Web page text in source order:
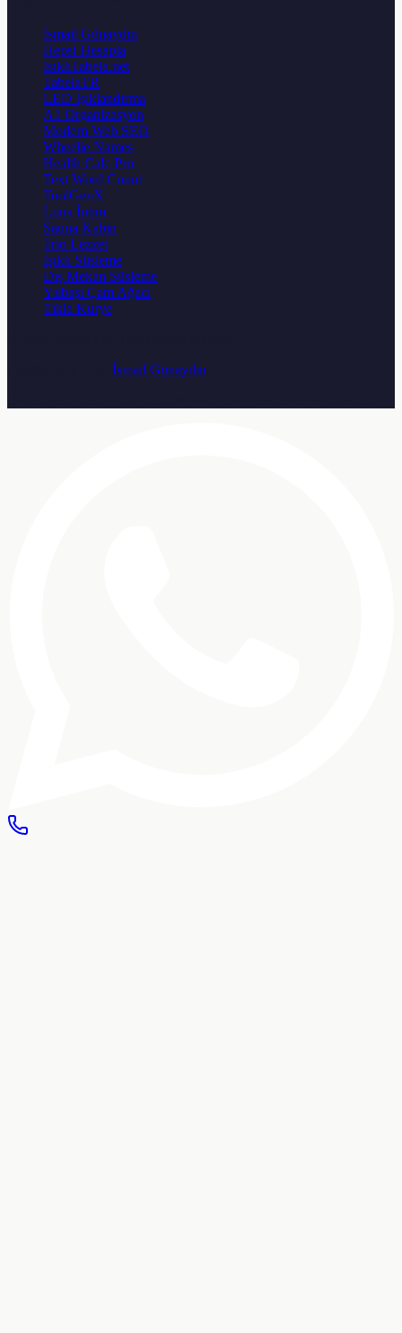
İsmail Günaydın
Hepsi Hesapla
IsıklıTabela.net
TabelaTR
LED Işıklandırma
A1 Organizasyon
Modern Web SEO
Wheelie Names
Health Calc Pro
Text Word Count
ToolGenX
Luna İntim
Sauna Kabin
Trio Lezzet
Işıklı Süsleme
Dış Mekan Süsleme
Yılbaşı Çam Ağacı
Tıkla Kurye
İsmail Günaydın